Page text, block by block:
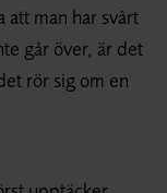
att man har svårt
går över, är det
rör sig om en